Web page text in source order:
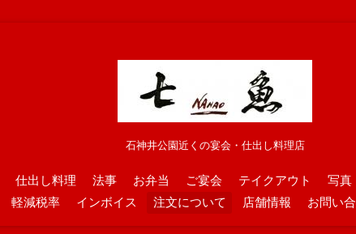
石神井公園近くの宴会・仕出し料理店
仕出し料理 法事 お弁当 ご宴会 テイクアウト 写真
軽減税率
インボイス 注文について 店舗情報 お問い